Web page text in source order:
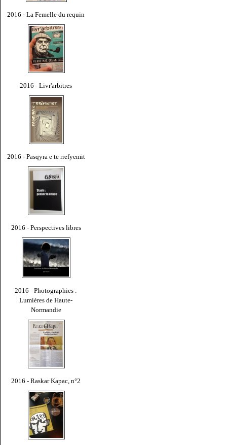
2016 - La Femelle du requin
2016 - Livr'arbitres
2016 - Pasqyra e te rrefyemit
2016 - Perspectives libres
2016 - Photographies :
Lumières de Haute-
Normandie
2016 - Raskar Kapac, n°2